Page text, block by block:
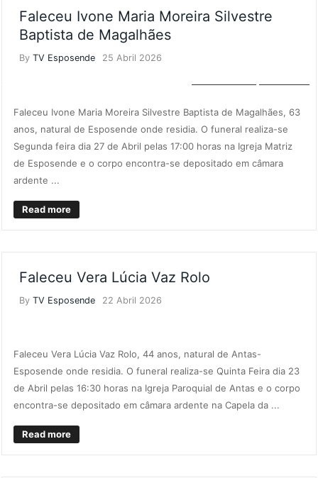
Faleceu Ivone Maria Moreira Silvestre
Baptista de Magalhães
ByTV Esposende 25 Abril 2026
Faleceu Ivone Maria Moreira Silvestre Baptista de Magalhães, 63
anos, natural de Esposende onde residia. O funeral realiza-se
Segunda feira dia 27 de Abril pelas 17:00 horas na Igreja Matriz
de Esposende e o corpo encontra-se depositado em câmara
ardente ...
Read more
Faleceu Vera Lúcia Vaz Rolo
ByTV Esposende 22 Abril 2026
Faleceu Vera Lúcia Vaz Rolo, 44 anos, natural de Antas-
Esposende onde residia. O funeral realiza-se Quinta Feira dia 23
de Abril pelas 16:30 horas na Igreja Paroquial de Antas e o corpo
encontra-se depositado em câmara ardente na Capela da ...
Read more